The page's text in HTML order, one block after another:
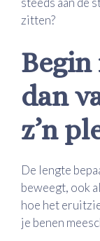
zitten?
dan
z’n
De lengte
beweegt, ook
hoe het
je benen